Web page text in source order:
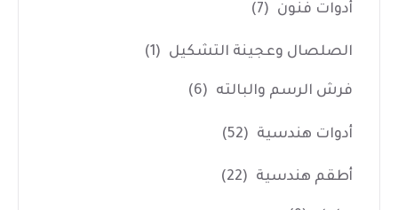
أدوات فنون (7)
الصلصال وعجينة التشكيل (1)
فرش الرسم والبالته (6)
أدوات هندسية (52)
أطقم هندسية (22)